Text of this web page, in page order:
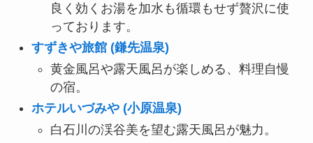
良く効くお湯を加水も循環もせず贅沢に使
っております。
すずきや旅館 (鎌先温泉)
黄金風呂や露天風呂が楽しめる、料理自慢
の宿。
ホテルいづみや (小原温泉)
白石川の渓谷美を望む露天風呂が魅力。